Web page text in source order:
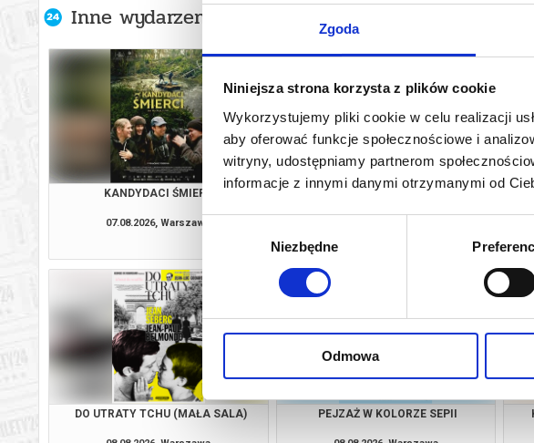
Zgoda
Niniejsza strona korzysta z plików cookie
Wykorzystujemy pliki cookie w celu realizacji
aby oferować funkcje społecznościowe i
witryny, udostępniamy partnerom
informacje z innymi danymi otrzymanymi od
Wybór
Niezbędne
Odmowa
Inne wydarzenia organizatora
KANDYDACI ŚMIERCI
07.08.2026, Warszawa
DO UTRATY TCHU (MAŁA SALA)
kup bilet
DO UTRATY TCHU (MAŁA SALA) PEJZAŻ W KOLORZE SEPII